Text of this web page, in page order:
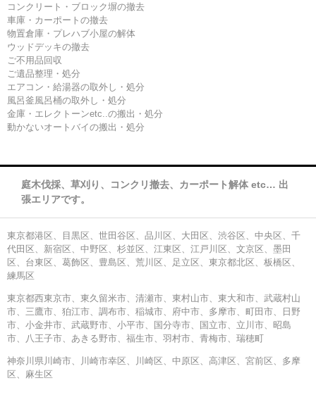
コンクリート・ブロック塀の撤去
車庫・カーポートの撤去
物置倉庫・プレハブ小屋の解体
ウッドデッキの撤去
ご不用品回収
ご遺品整理・処分
エアコン・給湯器の取外し・処分
風呂釜風呂桶の取外し・処分
金庫・エレクトーンetc..の搬出・処分
動かないオートバイの搬出・処分
庭木伐採、草刈り、コンクリ撤去、カーポート解体 etc… 出
張エリアです。
東京都港区、目黒区、世田谷区、品川区、大田区、渋谷区、中央区、千
代田区、新宿区、中野区、杉並区、江東区、江戸川区、文京区、墨田
区、台東区、葛飾区、豊島区、荒川区、足立区、東京都北区、板橋区、
練馬区
東京都西東京市、東久留米市、清瀬市、東村山市、東大和市、武蔵村山
市、三鷹市、狛江市、調布市、稲城市、府中市、多摩市、町田市、日野
市、小金井市、武蔵野市、小平市、国分寺市、国立市、立川市、昭島
市、八王子市、あきる野市、福生市、羽村市、青梅市、瑞穂町
神奈川県川崎市、川崎市幸区、川崎区、中原区、高津区、宮前区、多摩
区、麻生区